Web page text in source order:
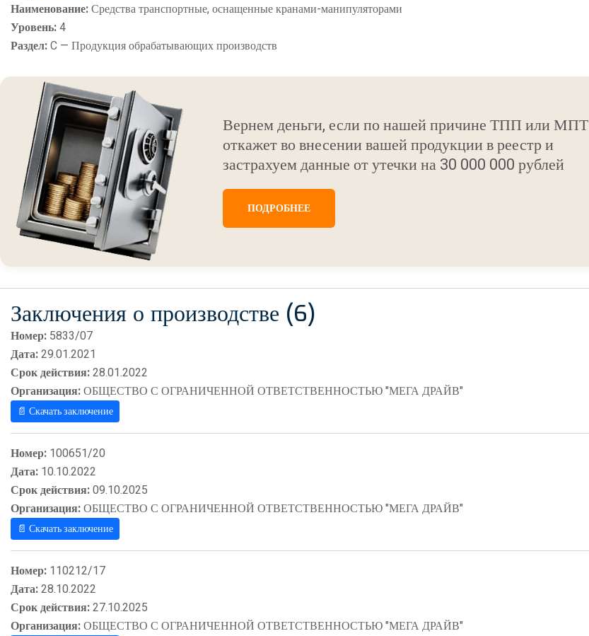
Наименование:Средства транспортные, оснащенные кранами-манипуляторами
Уровень:4
Раздел:C — Продукция обрабатывающих производств
Вернем деньги, если по нашей причине ТПП или МПТ
откажет во внесении вашей продукции в реестр и
застрахуем данные от утечки на 30 000 000 рублей
ПОДРОБНЕЕ
Заключения о производстве (6)
Номер: 5833/07
Дата:29.01.2021
Срок действия:28.01.2022
Организация:ОБЩЕСТВО С ОГРАНИЧЕННОЙ ОТВЕТСТВЕННОСТЬЮ "МЕГА ДРАЙВ"
📄 Скачать заключение
Номер: 100651/20
Дата: 10.10.2022
Срок действия:09.10.2025
Организация:ОБЩЕСТВО С ОГРАНИЧЕННОЙ ОТВЕТСТВЕННОСТЬЮ "МЕГА ДРАЙВ"
📄 Скачать заключение
Номер: 110212/17
Дата:28.10.2022
Срок действия:27.10.2025
Организация:ОБЩЕСТВО С ОГРАНИЧЕННОЙ ОТВЕТСТВЕННОСТЬЮ "МЕГА ДРАЙВ"